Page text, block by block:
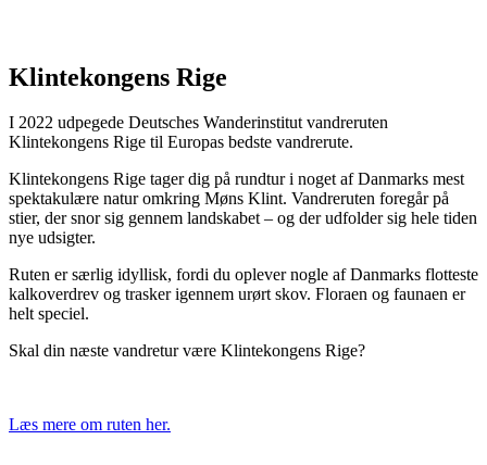
Klintekongens Rige
I 2022 udpegede Deutsches Wanderinstitut vandreruten
Klintekongens Rige til Europas bedste vandrerute.
Klintekongens Rige tager dig på rundtur i noget af Danmarks mest
spektakulære natur omkring Møns Klint. Vandreruten foregår på
stier, der snor sig gennem landskabet – og der udfolder sig hele tiden
nye udsigter.
Ruten er særlig idyllisk, fordi du oplever nogle af Danmarks flotteste
kalkoverdrev og trasker igennem urørt skov. Floraen og faunaen er
helt speciel.
Skal din næste vandretur være Klintekongens Rige?
Læs mere om ruten her.